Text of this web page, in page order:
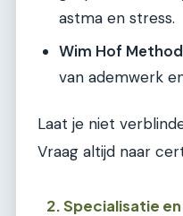
astma en stress.
Wim Hof
van ademwerk
Laat je niet
Vraag altijd naar
2. Specialisatie